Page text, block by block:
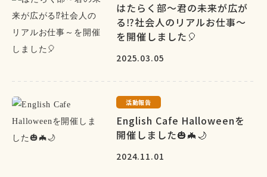
はたらく部～君の未来が広が
る⁉社会人のリアルお仕事～
を開催しました🎈
2025.03.05
活動報告
English Cafe Halloweenを
開催しました🎃🦇🌙
2024.11.01